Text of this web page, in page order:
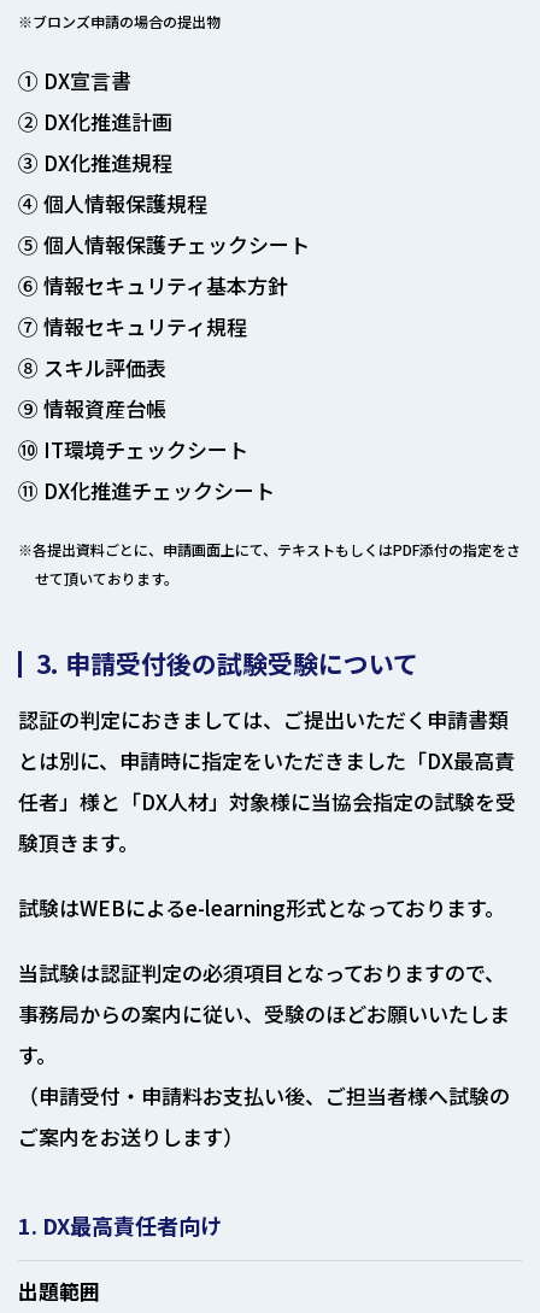
※ブロンズ申請の場合の提出物
① DX宣言書
② DX化推進計画
③ DX化推進規程
④ 個人情報保護規程
⑤ 個人情報保護チェックシート
⑥ 情報セキュリティ基本方針
⑦ 情報セキュリティ規程
⑧ スキル評価表
⑨ 情報資産台帳
⑩ IT環境チェックシート
⑪ DX化推進チェックシート
※各提出資料ごとに、申請画面上にて、テキストもしくはPDF添付の指定をさ
せて頂いております。
3. 申請受付後の試験受験について
認証の判定におきましては、ご提出いただく申請書類
とは別に、申請時に指定をいただきました「DX最高責
任者」様と「DX人材」対象様に当協会指定の試験を受
験頂きます。
試験はWEBによるe-learning形式となっております。
当試験は認証判定の必須項目となっておりますので、
事務局からの案内に従い、受験のほどお願いいたしま
す。
（申請受付・申請料お支払い後、ご担当者様へ試験の
ご案内をお送りします）
1. DX最高責任者向け
出題範囲